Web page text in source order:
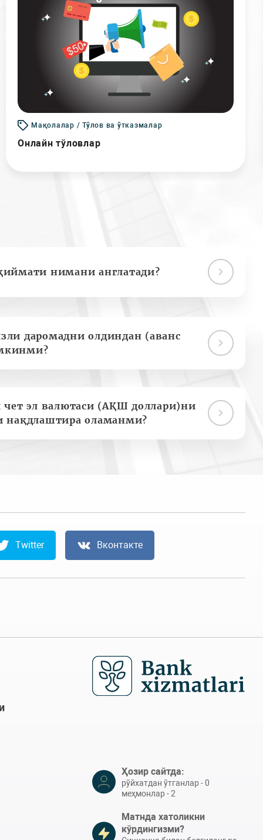
Мақолалар / Тўлов ва ўтказмалар
Онлайн тўловлар
нимани англатади?
даромадни олдиндан (аванс
чет эл валютаси (АҚШ доллари)ни
нақдлаштира оламанми?
Twitter Вконтакте
рўйхатдан ўтганлар - 0
меҳмонлар - 2
кўрдингизми?
Сичқонча билан белгиланг ва